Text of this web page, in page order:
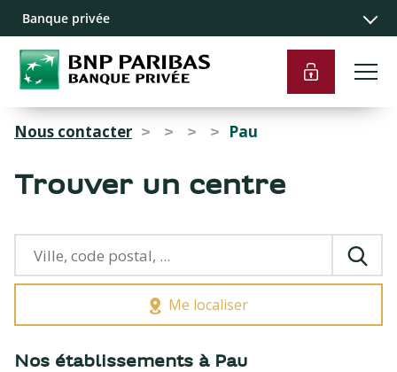
Recherche
Navigation
principale
Banque privée
Nous contacter > > > > Pau
Trouver un centre
Me localiser
{{count}}
Nos établissements à Pau